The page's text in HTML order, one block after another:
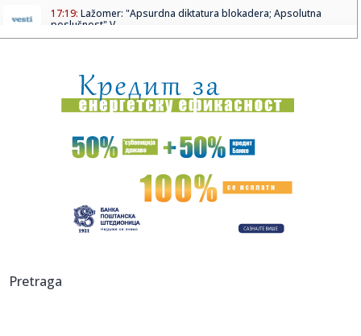
17:19: Lažomer: "Apsurdna diktatura blokadera; Apsolutna
poslušnost" V...
17:16:Još sedam obolelih u Severnoj Makedoniji od groznice
Zapadnog Ni...
17:16:Od 'strašno je' do 'političke igre': Očekivanja od posete
Zele...
Iza zatvorenih vrata ukrajinski komandiri daju lekcije o ratu
17:12:Malo je! Siti odbio Barsinu ponudu za Rodrija
potvrdi...
Pretraga